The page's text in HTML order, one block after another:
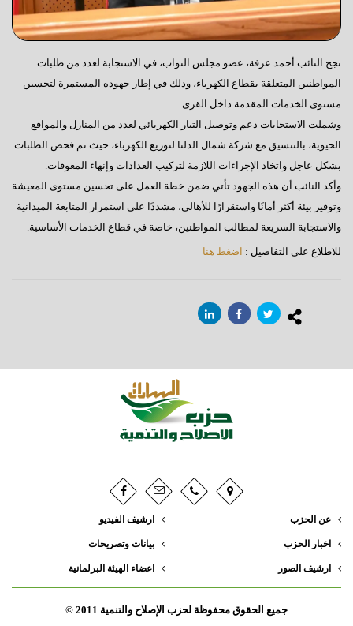
نجح النائب أحمد عرفة، عضو مجلس النواب، في الاستجابة لعدد من طلبات
المواطنين المتعلقة بقطاع الكهرباء، وذلك في إطار جهوده المستمرة لتحسين
مستوى الخدمات المقدمة داخل القرى.
وشملت الاستجابات دعم وتوصيل التيار الكهربائي لعدد من المنازل والمواقع
الحيوية، بالتنسيق مع شركة شمال الدلتا لتوزيع الكهرباء، حيث تم فحص الطلبات
بشكل عاجل واتخاذ الإجراءات اللازمة لتركيب العدادات وإنهاء المعوقات.
وأكد النائب أن هذه الجهود تأتي ضمن خطة العمل على تحسين مستوى المعيشة
وتوفير بيئة أكثر أمانًا واستقرارًا للأهالي، مشددًا على استمرار المتابعة الميدانية
والاستجابة السريعة لمطالب المواطنين، خاصة في قطاع الخدمات الأساسية.
للاطلاع على التفاصيل : اضغط هنا
عن الحزب
اخبار الحزب
ارشيف الصور
ارشيف الفيديو
بيانات وتصريحات
اعضاء الهيئة البرلمانية
جميع الحقوق محفوظة لحزب الإصلاح والتنمية 2011 ©